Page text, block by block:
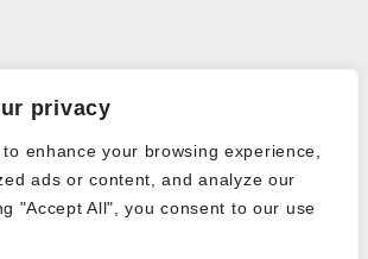
privacy
enhance your browsing experience,
ads or content, and analyze our
"Accept All", you consent to our use